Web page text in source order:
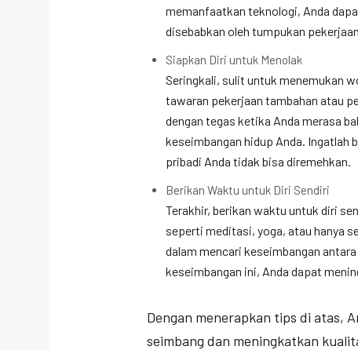
memanfaatkan teknologi, Anda
disebabkan oleh tumpukan pekerjaan.
Siapkan Diri untuk Menolak
Seringkali, sulit untuk menemukan
tawaran pekerjaan tambahan atau
dengan tegas ketika Anda merasa
keseimbangan hidup Anda. Ingatlah
pribadi Anda tidak bisa diremehkan.
Berikan Waktu untuk Diri Sendiri
Terakhir, berikan waktu untuk diri
seperti meditasi, yoga, atau hanya
dalam mencari keseimbangan
keseimbangan ini, Anda dapat
Dengan menerapkan tips di atas,
seimbang dan meningkatkan